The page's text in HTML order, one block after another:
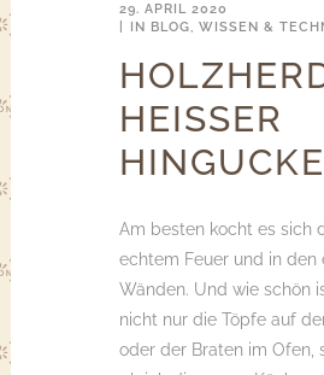
29. APRIL 2020
IN
BLOG, WISSEN &
HEISSER H
Am besten kocht es sich
echtem Feuer und in den
Wänden. Und wie schön
nicht nur die Töpfe auf
oder der Braten im Ofen,